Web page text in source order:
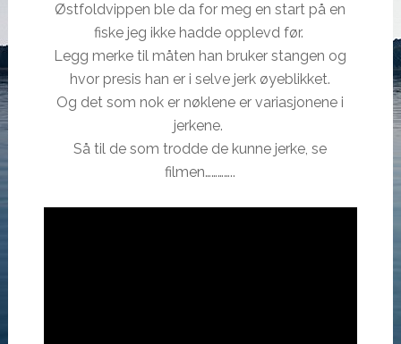
Østfoldvippen ble da for meg en start på en
fiske jeg ikke hadde opplevd før.
Legg merke til måten han bruker stangen og
hvor presis han er i selve jerk øyeblikket.
Og det som nok er nøklene er variasjonene i
jerkene.
Så til de som trodde de kunne jerke, se
filmen…………..